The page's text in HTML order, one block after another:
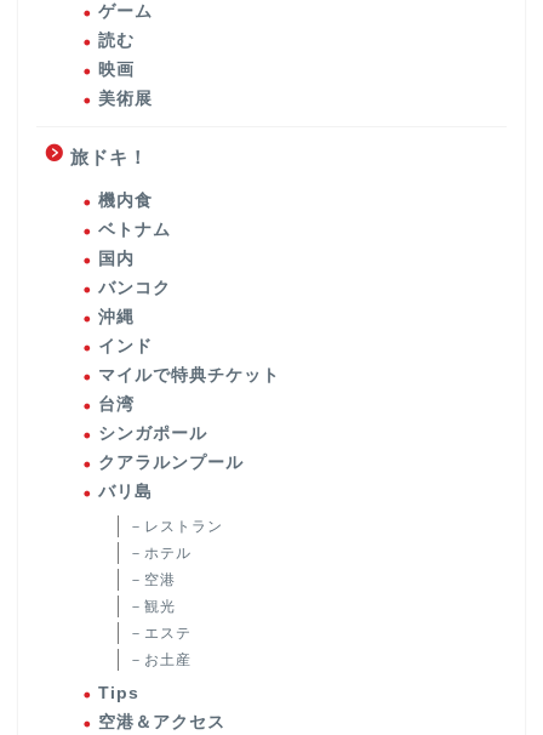
ゲーム
読む
映画
美術展
旅ドキ！
機内食
ベトナム
国内
バンコク
沖縄
インド
マイルで特典チケット
台湾
シンガポール
クアラルンプール
バリ島
－レストラン
－ホテル
－空港
－観光
－エステ
－お土産
Tips
空港＆アクセス